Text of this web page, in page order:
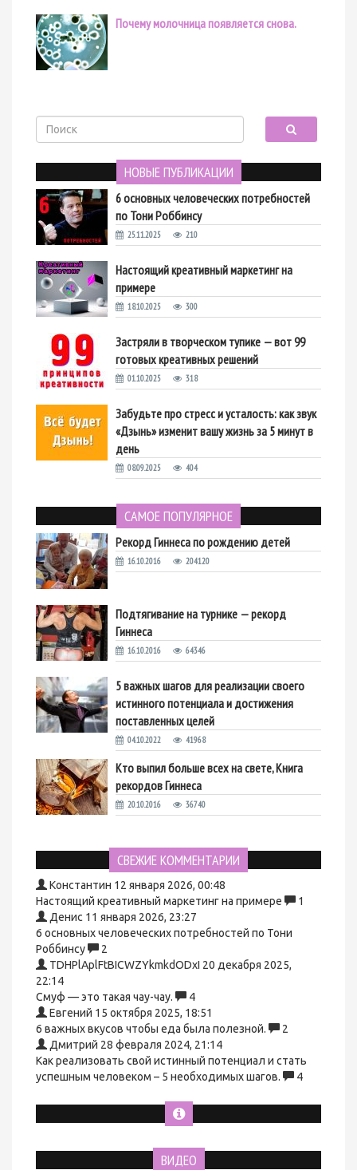
Почему молочница появляется снова.
НОВЫЕ ПУБЛИКАЦИИ
6 основных человеческих потребностей
по Тони Роббинсу
25.11.2025 210
Настоящий креативный маркетинг на
примере
18.10.2025 300
Застряли в творческом тупике — вот 99
готовых креативных решений
01.10.2025 318
Забудьте про стресс и усталость: как звук
«Дзынь» изменит вашу жизнь за 5 минут в
день
08.09.2025 404
САМОЕ ПОПУЛЯРНОЕ
Рекорд Гиннеса по рождению детей
16.10.2016 204120
Подтягивание на турнике — рекорд
Гиннеса
16.10.2016 64346
5 важных шагов для реализации своего
истинного потенциала и достижения
поставленных целей
04.10.2022 41968
Кто выпил больше всех на свете, Книга
рекордов Гиннеса
20.10.2016 36740
СВЕЖИЕ КОММЕНТАРИИ
Константин 12 января 2026, 00:48
Настоящий креативный маркетинг на примере
1
Денис 11 января 2026, 23:27
6 основных человеческих потребностей по Тони
Роббинсу
2
TDHPlAplFtBICWZYkmkdODxI 20 декабря 2025,
22:14
Смуф — это такая чау-чау.
4
Евгений 15 октября 2025, 18:51
6 важных вкусов чтобы еда была полезной.
2
Дмитрий 28 февраля 2024, 21:14
Как реализовать свой истинный потенциал и стать
успешным человеком – 5 необходимых шагов.
4
ВИДЕО